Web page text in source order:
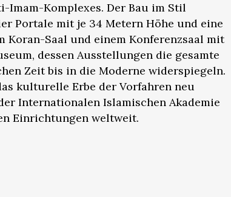
Imam-Komplexes. Der Bau im Stil
Portale mit je 34 Metern Höhe und eine
Koran-Saal und einem Konferenzsaal mit
dessen Ausstellungen die gesamte
Zeit bis in die Moderne widerspiegeln.
kulturelle Erbe der Vorfahren neu
Internationalen Islamischen Akademie
Einrichtungen weltweit.